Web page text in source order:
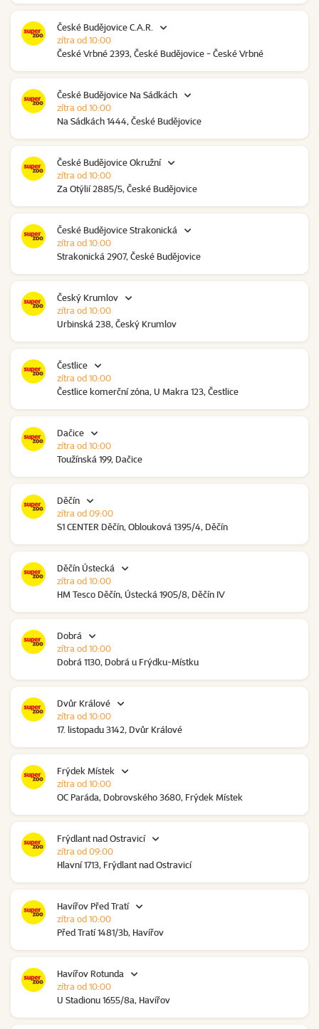
České Budějovice C.A.R.
České Vrbné 2393, České Budějovice - České Vrbné
zítra od 10:00
České Budějovice Na Sádkách
Na Sádkách 1444, České Budějovice
zítra od 10:00
České Budějovice Okružní
Za Otýlií 2885/5, České Budějovice
zítra od 10:00
České Budějovice Strakonická
Strakonická 2907, České Budějovice
zítra od 10:00
Český Krumlov
Urbinská 238, Český Krumlov
zítra od 10:00
Čestlice
Čestlice komerční zóna, U Makra 123, Čestlice
zítra od 10:00
Dačice
Toužínská 199, Dačice
zítra od 10:00
Děčín
S1 CENTER Děčín, Oblouková 1395/4, Děčín
zítra od 09:00
Děčín Ústecká
HM Tesco Děčín, Ústecká 1905/8, Děčín IV
zítra od 10:00
Dobrá
Dobrá 1130, Dobrá u Frýdku-Místku
zítra od 10:00
Dvůr Králové
17. listopadu 3142, Dvůr Králové
zítra od 10:00
Frýdek Místek
OC Paráda, Dobrovského 3680, Frýdek Místek
zítra od 10:00
Frýdlant nad Ostravicí
Hlavní 1713, Frýdlant nad Ostravicí
zítra od 09:00
Havířov Před Tratí
Před Tratí 1481/3b, Havířov
zítra od 10:00
Havířov Rotunda
U Stadionu 1655/8a, Havířov
zítra od 10:00